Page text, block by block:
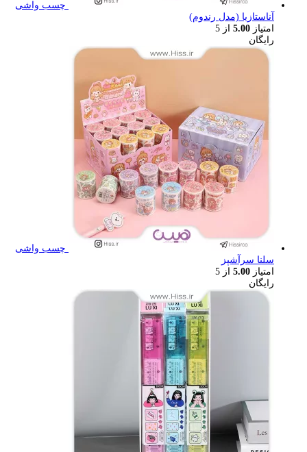
چسب واشی
آناستازیا (مدل رندوم)
امتیاز 5.00 از 5
رایگان
چسب واشی
سلنا سرآشپز
امتیاز 5.00 از 5
رایگان